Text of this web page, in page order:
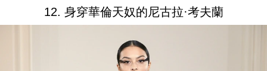
12. 身穿華倫天奴的尼古拉·考夫蘭